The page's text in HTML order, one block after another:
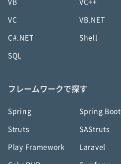
VB VC++
VC VB.NET
C#.NET Shell
SQL
フレームワークで探す
Spring Spring Boot
Struts SAStruts
Play Framework Laravel